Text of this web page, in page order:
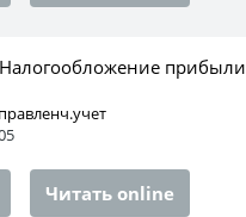
прибыли
Читать online